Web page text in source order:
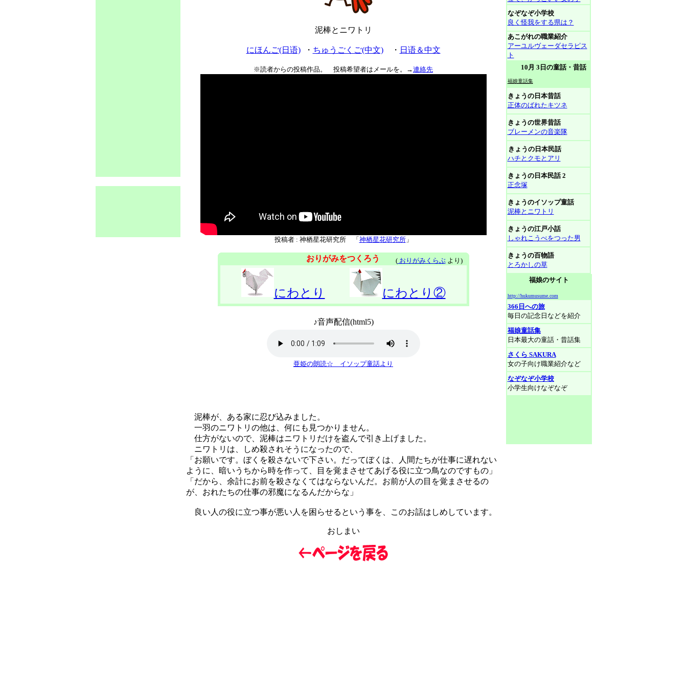
泥棒とニワトリ
にほんご(日语)・ ちゅうごくご(中文)・ 日语＆中文
※読者からの投稿作品。 投稿希望者はメールを。→連絡先
投稿者 : 神栖星花研究所 「 神栖星花研究所」
おりがみをつくろう (おりがみくらぶより)
にわとり にわとり②
♪音声配信(html5)
亜姫の朗読☆ イソップ童話より
泥棒が、ある家に忍び込みました。
一羽のニワトリの他は、何にも見つかりません。
仕方がないので、泥棒はニワトリだけを盗んで引き上げました。
ニワトリは、しめ殺されそうになったので、
「お願いです。ぼくを殺さないで下さい。だってぼくは、人間たちが仕事に遅れない
ように、暗いうちから時を作って、目を覚まさせてあげる役に立つ鳥なのですもの」
「だから、余計にお前を殺さなくてはならないんだ。お前が人の目を覚まさせるの
が、おれたちの仕事の邪魔になるんだからな」
良い人の役に立つ事が悪い人を困らせるという事を、このお話はしめしています。
おしまい
なぞなぞ小学校
良く怪我をする県は？
あこがれの職業紹介
アーユルヴェーダセラピス
ト
10月 3日の童話・昔話
福娘童話集
きょうの日本昔話
正体のばれたキツネ
きょうの世界昔話
ブレーメンの音楽隊
きょうの日本民話
ハチとクモとアリ
きょうの日本民話 2
正念塚
きょうのイソップ童話
泥棒とニワトリ
きょうの江戸小話
しゃれこうべをつった男
きょうの百物語
とろかしの草
福娘のサイト
http://hukumusume.com
366日への旅
毎日の記念日などを紹介
福娘童話集
日本最大の童話・昔話集
さくら SAKURA
女の子向け職業紹介など
なぞなぞ小学校
小学生向けなぞなぞ